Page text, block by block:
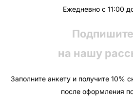
Ежедневно с 11:00
на нашу
Заполните анкету и получите 10%
после оформления